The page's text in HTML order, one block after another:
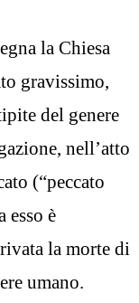
la Chiesa
gravissimo,
del genere
nell’atto
(“peccato
esso è
la morte di
umano.